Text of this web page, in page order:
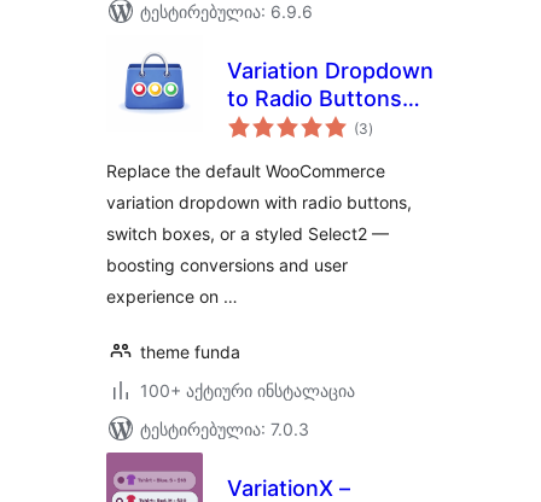
ტესტირებულია: 6.9.6
Variation Dropdown
to Radio Buttons
for WooCommerce
(3საერთო
რეიტინგი
)
Replace the default WooCommerce
variation dropdown with radio buttons,
switch boxes, or a styled Select2 —
boosting conversions and user
experience on …
theme funda
100+ აქტიური ინსტალაცია
ტესტირებულია: 7.0.3
VariationX –